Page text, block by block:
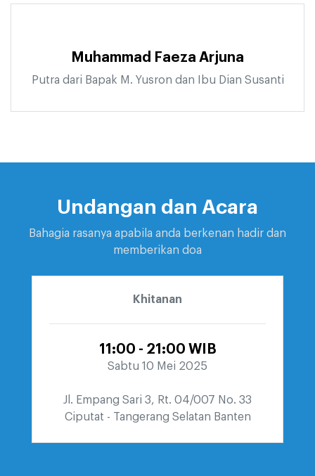
Muhammad Faeza Arjuna
Putra dari Bapak M. Yusron dan Ibu Dian Susanti
Undangan dan Acara
Bahagia rasanya apabila anda berkenan hadir dan
memberikan doa
Khitanan
11:00 - 21:00 WIB
Sabtu 10 Mei 2025
Jl. Empang Sari 3, Rt. 04/007 No. 33
Ciputat - Tangerang Selatan Banten